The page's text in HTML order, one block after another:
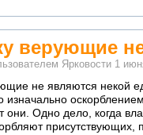
верующие
Ярковости 1
не являются некой
изначально
они. Одно дело, когда
присутствующих,